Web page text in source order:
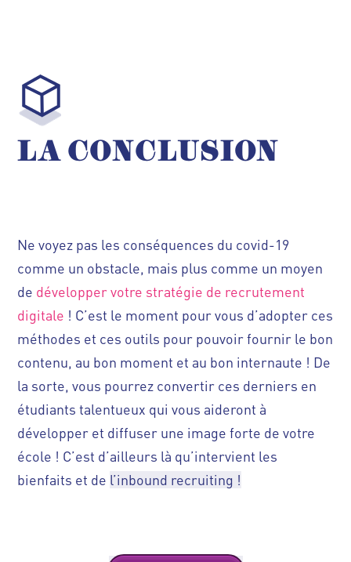
LA CONCLUSION
Ne voyez pas les conséquences du covid-19
comme un obstacle, mais plus comme un moyen
de développer votre stratégie de recrutement
digitale ! C’est le moment pour vous d’adopter ces
méthodes et ces outils pour pouvoir fournir le bon
contenu, au bon moment et au bon internaute ! De
la sorte, vous pourrez convertir ces derniers en
étudiants talentueux qui vous aideront à
développer et diffuser une image forte de votre
école ! C’est d’ailleurs là qu’intervient les
bienfaits et de l’inbound recruiting !